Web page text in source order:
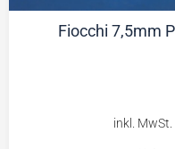
Fiocchi 7,5mm